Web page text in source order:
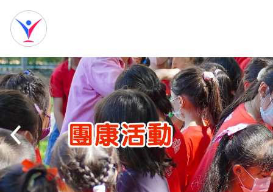
網
站
首